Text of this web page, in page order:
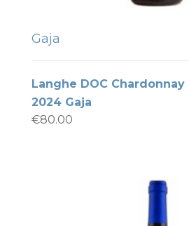
Gaja
Langhe DOC Chardonnay
2024 Gaja
€80.00